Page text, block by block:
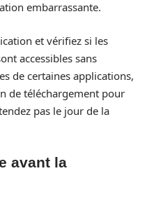
embarrassante.
et vérifiez si les
accessibles sans
de certaines applications,
de téléchargement pour
pas le jour de la
avant la